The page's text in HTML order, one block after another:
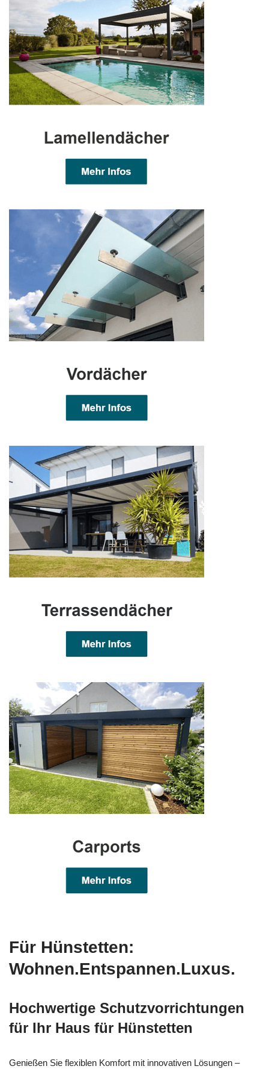
Für Hünstetten:
Wohnen.Entspannen.Luxus.
Hochwertige Schutzvorrichtungen
für Ihr Haus für Hünstetten
Genießen Sie flexiblen Komfort mit innovativen Lösungen –